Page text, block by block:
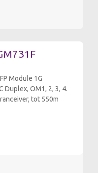
Module 1G
Duplex, OM1, 2, 3, 4.
tot 550m